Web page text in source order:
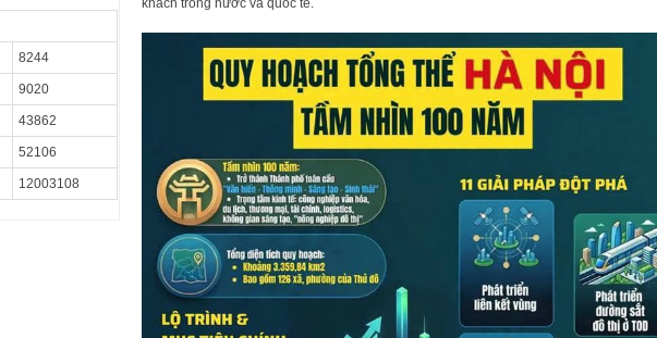
8244
9020
43862
52106
12003108